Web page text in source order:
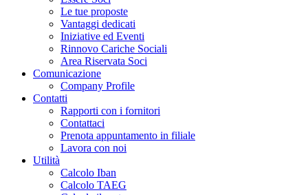
Le tue proposte
Vantaggi dedicati
Iniziative ed Eventi
Rinnovo Cariche Sociali
Area Riservata Soci
Comunicazione
Company Profile
Contatti
Rapporti con i fornitori
Contattaci
Prenota appuntamento in filiale
Lavora con noi
Utilità
Calcolo Iban
Calcolo TAEG